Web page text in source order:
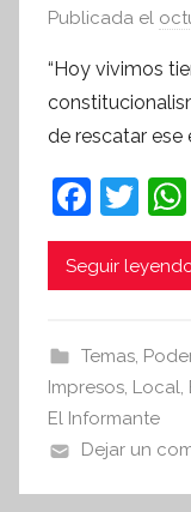
Publicada el
“Hoy vivimos
de rescatar ese
F
a
c
b
o
o
k
T
w
itt
Seguir
Temas,
Impresos, Local,
El Informante
Dejar un